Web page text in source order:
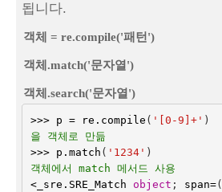
됩니다.
객체 = re.compile('패턴')
객체.match('문자열')
객체.search('문자열')
>>> p = re . compile ( '[0-9]+' )
을 객체로 만듦
>>>
p . match ( '1234' )
객체에서 match 메서드 사용
<_sre . SRE_Match object ; span=(